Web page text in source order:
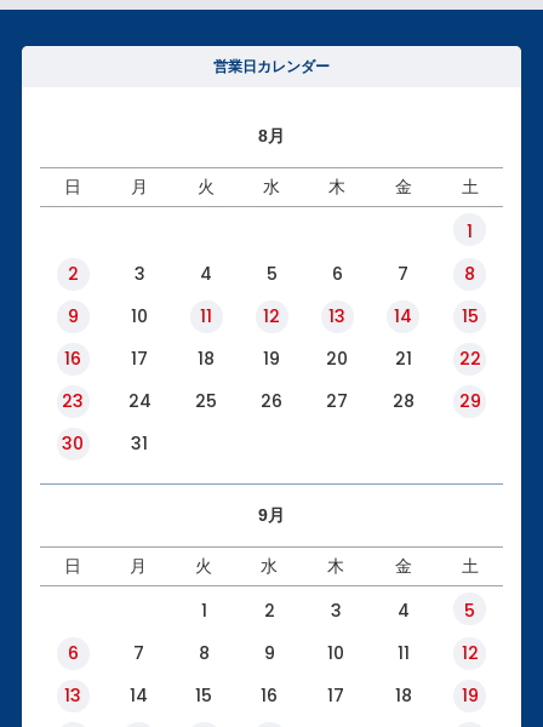
営業日カレンダー
8月
日 月 火 水 木 金 土
1
2
3 4 5 6 7
8
9
10 11 12 13 14
15
16
17 18 19 20 21
22
23
24 25 26 27 28
29
30
31
9月
日 月 火 水 木 金 土
1 2 3 4
5
6
7 8 9 10 11
12
13
14 15 16 17 18
19